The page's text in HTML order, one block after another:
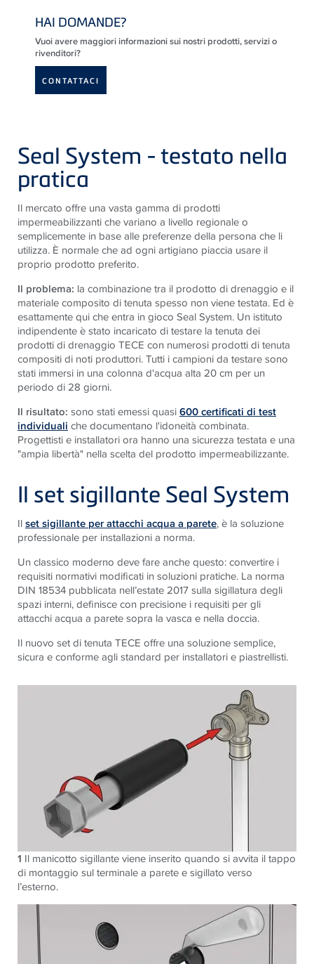
HAI DOMANDE?
Vuoi avere maggiori informazioni sui nostri prodotti, servizi o
rivenditori?
CONTATTACI
Seal System - testato nella
pratica
Il mercato offre una vasta gamma di prodotti
impermeabilizzanti che variano a livello regionale o
semplicemente in base alle preferenze della persona che li
utilizza. È normale che ad ogni artigiano piaccia usare il
proprio prodotto preferito.
Il problema: la combinazione tra il prodotto di drenaggio e il
materiale composito di tenuta spesso non viene testata. Ed è
esattamente qui che entra in gioco Seal System. Un istituto
indipendente è stato incaricato di testare la tenuta dei
prodotti di drenaggio TECE con numerosi prodotti di tenuta
compositi di noti produttori. Tutti i campioni da testare sono
stati immersi in una colonna d'acqua alta 20 cm per un
periodo di 28 giorni.
Il risultato: sono stati emessi quasi600 certificati di test
individuali che documentano l'idoneità combinata.
Progettisti e installatori ora hanno una sicurezza testata e una
"ampia libertà" nella scelta del prodotto impermeabilizzante.
Il set sigillante Seal System
Ilset sigillante per attacchi acqua a parete, è la soluzione
professionale per installazioni a norma.
Un classico moderno deve fare anche questo: convertire i
requisiti normativi modificati in soluzioni pratiche. La norma
DIN 18534 pubblicata nell’estate 2017 sulla sigillatura degli
spazi interni, definisce con precisione i requisiti per gli
attacchi acqua a parete sopra la vasca e nella doccia.
Il nuovo set di tenuta TECE offre una soluzione semplice,
sicura e conforme agli standard per installatori e piastrellisti.
1 Il manicotto sigillante viene inserito quando si avvita il tappo
di montaggio sul terminale a parete e sigillato verso
l’esterno.